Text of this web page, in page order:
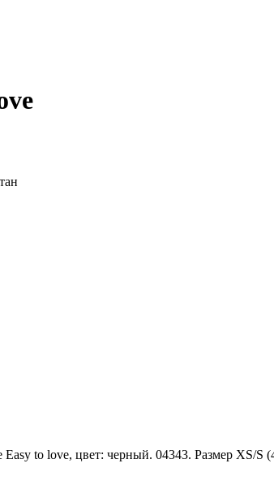
to love, цвет: черный. 04343. Размер XS/S